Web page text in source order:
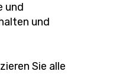
und
und
Sie alle